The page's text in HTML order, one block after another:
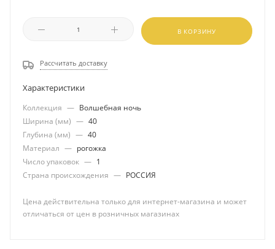
В КОРЗИНУ
Рассчитать доставку
Характеристики
Коллекция — Волшебная ночь
Ширина (мм) — 40
Глубина (мм) — 40
Материал — рогожка
Число упаковок — 1
Страна происхождения — РОССИЯ
Цена действительна только для интернет-магазина и может
отличаться от цен в розничных магазинах